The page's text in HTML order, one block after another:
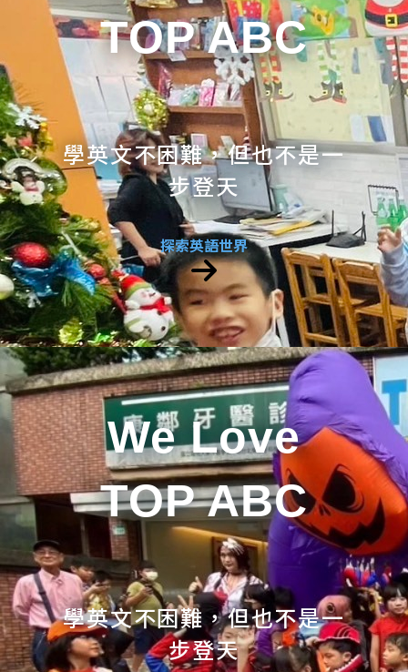
TOP ABC
學英文不困難，但也不是一
步登天
探索英語世界
We Love
TOP ABC
學英文不困難，但也不是一
步登天